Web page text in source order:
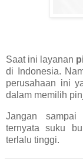
Saat ini layanan
di Indonesia.
perusahaan ini
dalam memilih
Jangan sampai
ternyata suku
terlalu tinggi.